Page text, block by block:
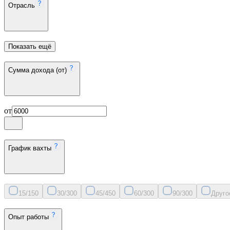
Отрасль
Показать ещё
Сумма дохода (от)
от
График вахты
15/150 30/300 45/450 60/300 90/300
Опыт работы